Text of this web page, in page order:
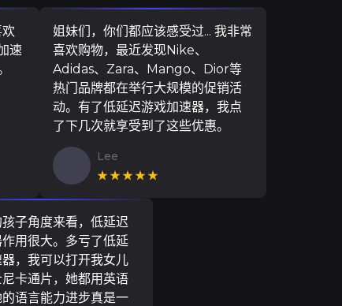
速
姐妹们，你们都应该感受过... 我非常
喜欢购物，最近发现Nike、
Adidas、Zara、Mango、Dior等
热门品牌都在举行大规模的促销活
动。有了低延迟游戏加速器，我点
了下几次就享受到了这些优惠。
Lee
★★★★★
子角度来看，低延迟
用很大。多亏了低延
，我可以打开我女儿
卡通片，她都用英语
语言能力进步真是一